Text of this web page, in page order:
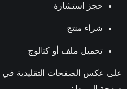
حجز استشارة
شراء منتج
تحميل ملف أو كتالوج
عكس الصفحات التقليدية في